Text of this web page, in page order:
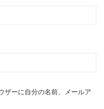
ザーに自分の名前、メールア